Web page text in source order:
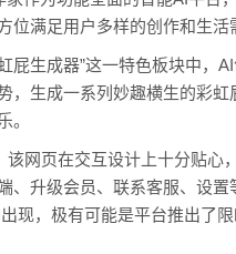
位满足用户多样的创作和生活
屁生成器”这一特色板块中
，生成一系列妙趣横生的彩
。
网页在交互设计上十分贴
、升级会员、联系客服、设
出现，极有可能是平台推出了